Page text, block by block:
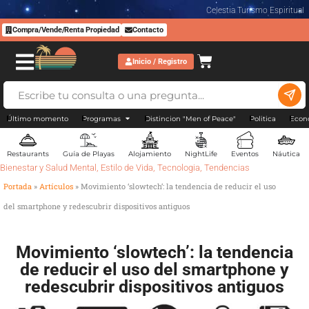
Celestia Turismo Espiritual
Compra/Vende/Renta Propiedad Contacto
Inicio / Registro
Último momento Programas Distincion "Men of Peace" Politica
Restaurants Guía de Playas Alojamiento NightLife Eventos Náutica
Bienestar y Salud Mental , Estilo de Vida, Tecnologia, Tendencias
Portada » Artículos » Movimiento ‘slowtech’: la tendencia de reducir el uso
del smartphone y redescubrir dispositivos antiguos
Movimiento ‘slowtech’: la tendencia
de reducir el uso del smartphone y
redescubrir dispositivos antiguos